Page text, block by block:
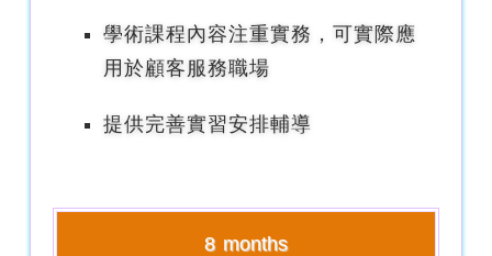
學術課程內容注重實務，可實際應
用於顧客服務職場
提供完善實習安排輔導
8 months